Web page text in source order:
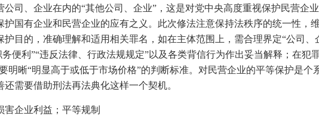
司、企业在内的“其他公司、企业”，这是对党中央高度重视保护民营企
国有企业和民营企业的应有之义。此次修法注意保持法秩序的统一性，
目的，准确理解和适用相关罪名，如在主体范围上，需合理界定“公司、
便利”“违反法律、行政法规规定”以及各类背信行为作出妥当解释；在犯
明晰“明显高于或低于市场价格”的判断标准。对民营企业的平等保护是个
需要借助刑法再法典化这样一个契机。
害企业利益；平等规制